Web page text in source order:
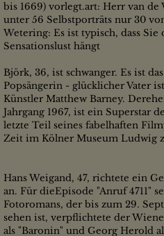
bis 1669) vorlegt.art: Herr van de
unter 56 Selbstporträts nur 30
Wetering: Es ist typisch, dass Sie
Sensationslust hängt
Björk, 36, ist schwanger. Es ist
Popsängerin - glücklicher Vater
Künstler Matthew Barney.
Jahrgang 1967, ist ein Superstar
letzte Teil seines fabelhaften
Zeit im Kölner Museum Ludwig
Hans Weigand, 47, richtete ein
an. Für dieEpisode "Anruf 4711"
Fotoromans, der bis zum 29.
sehen ist, verpflichtete der
als "Baronin" und Georg Herold